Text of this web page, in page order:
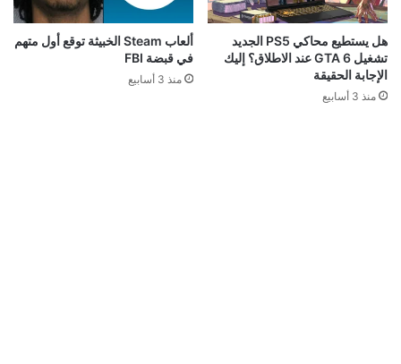
هل يستطيع محاكي PS5 الجديد
تشغيل GTA 6 عند الاطلاق؟ إليك
الإجابة الحقيقة
منذ 3 أسابيع
ألعاب Steam الخبيثة توقع أول متهم
في قبضة FBI
منذ 3 أسابيع